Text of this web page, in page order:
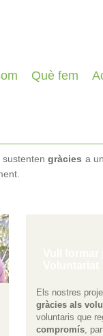
Què fem
sustentengràcies a
Els nostres
gràcies als
voluntaris que
compromís,